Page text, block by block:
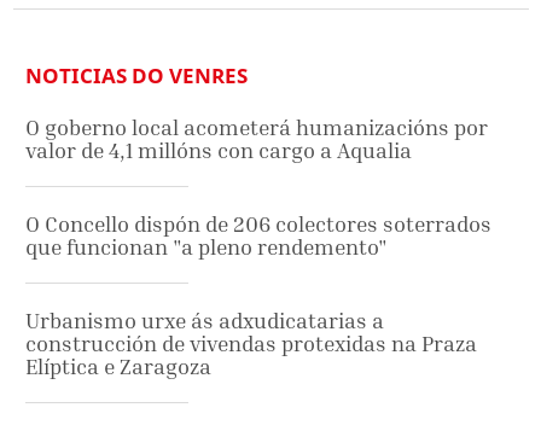
NOTICIAS DO VENRES
O goberno local acometerá humanizacións por
valor de 4,1 millóns con cargo a Aqualia
O Concello dispón de 206 colectores soterrados
que funcionan "a pleno rendemento"
Urbanismo urxe ás adxudicatarias a
construcción de vivendas protexidas na Praza
Elíptica e Zaragoza